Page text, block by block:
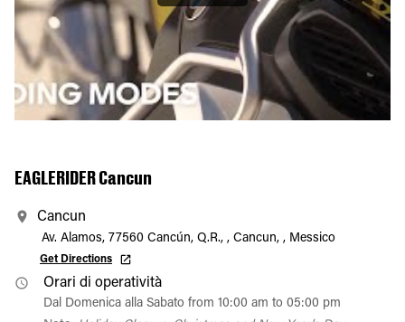
EAGLERIDER Cancun
Cancun
Av. Alamos, 77560 Cancún, Q.R., , Cancun, , Messico
Get Directions
Orari di operatività
Dal Domenica alla Sabato from 10:00 am to 05:00 pm